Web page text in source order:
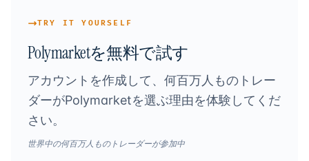
TRY IT YOURSELF
Polymarketを無料で試す
アカウントを作成して、何百万人ものトレー
ダーがPolymarketを選ぶ理由を体験してくだ
さい。
世界中の何百万人ものトレーダーが参加中